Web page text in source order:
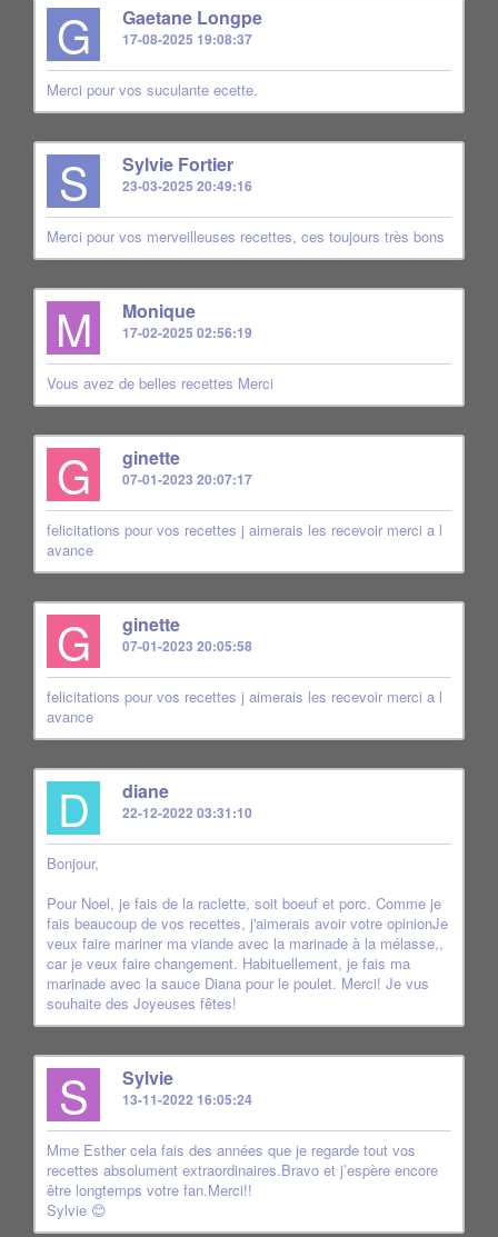
G Gaetane Longpe
17-08-2025 19:08:37
Merci pour vos suculante ecette.
S Sylvie Fortier
23-03-2025 20:49:16
Merci pour vos merveilleuses recettes, ces toujours très bons
M Monique
17-02-2025 02:56:19
Vous avez de belles recettes Merci
G ginette
07-01-2023 20:07:17
felicitations pour vos recettes j aimerais les recevoir merci a l
avance
G ginette
07-01-2023 20:05:58
felicitations pour vos recettes j aimerais les recevoir merci a l
avance
D diane
22-12-2022 03:31:10
Bonjour,
Pour Noel, je fais de la raclette, soit boeuf et porc. Comme je
fais beaucoup de vos recettes, j'aimerais avoir votre opinionJe
veux faire mariner ma viande avec la marinade à la mélasse,,
car je veux faire changement. Habituellement, je fais ma
marinade avec la sauce Diana pour le poulet. Merci! Je vus
souhaite des Joyeuses fêtes!
S Sylvie
13-11-2022 16:05:24
Mme Esther cela fais des années que je regarde tout vos
recettes absolument extraordinaires.Bravo et j’espère encore
être longtemps votre fan.Merci!!
Sylvie 😊